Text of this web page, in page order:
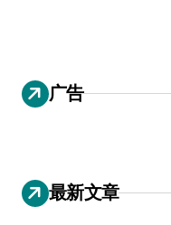
广告
最新文章